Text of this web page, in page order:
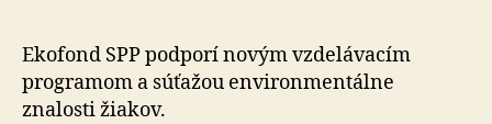
Ekofond SPP podporí novým vzdelávacím
programom a súťažou environmentálne
znalosti žiakov.